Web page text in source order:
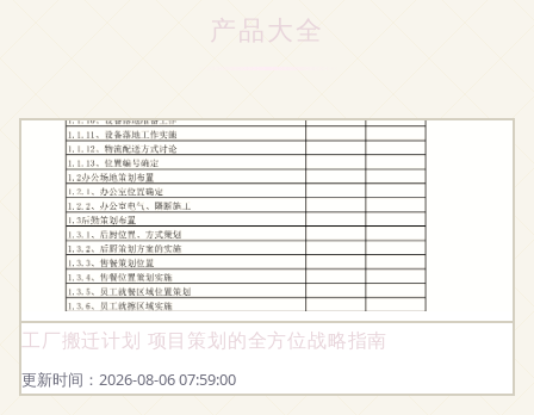
产品大全
工厂搬迁计划 项目策划的全方位战略指南
更新时间：2026-08-06 07:59:00